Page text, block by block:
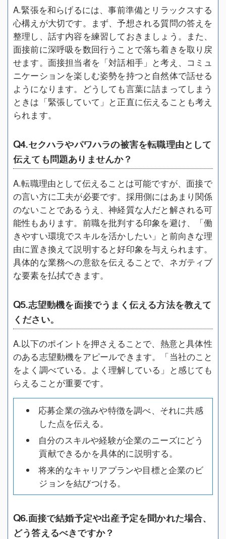
A.緊張を和らげるには、事前準備とリラックスする
心構えが大切です。まず、予想される質問の答えを
整理し、話す内容を練習しておきましょう。また、
面接前に深呼吸を数回行うことで落ち着きを取り戻
せます。面接担当者を「対話相手」と考え、コミュ
ニケーションを楽しむ姿勢を持つと自然体で話せる
ようになります。どうしても言葉に詰まってしまう
ときは「緊張していて」と正直に伝えることも考え
られます。
Q4.セクハラやパワハラの被害を転職理由として
伝えても問題ありませんか？
A.転職理由として伝えることは可能ですが、面接で
の言い方に工夫が必要です。採用側にはあまり関係
のないことであるうえ、神経質な人だと解される可
能性もあります。前職を批判する印象を避け、「働
きやすい環境でスキルを活かしたい」と前向きな理
由に置き換えて説明すると好印象を与えられます。
具体的な業務への意欲を伝えることで、ネガティブ
な要素を払拭できます。
Q5.志望動機を面接でうまく伝える方法を教えて
ください。
A.以下のポイントを押さえることで、熱意と具体性
のある志望動機をアピールできます。「当社のこと
をよく調べている。よく理解している」と感じても
らえることが重要です。
応募企業の強みや特徴を調べ、それに共感
した点を伝える。
自分のスキルや経験が企業のニーズにどう
貢献できるかを具体的に説明する。
将来的なキャリアプランや目標と企業のビ
ジョンを結びつける。
Q6.面接で結婚予定や出産予定を聞かれた場合、
どう答えるべきですか？